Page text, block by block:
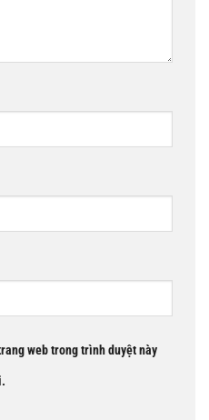
web trong trình duyệt này